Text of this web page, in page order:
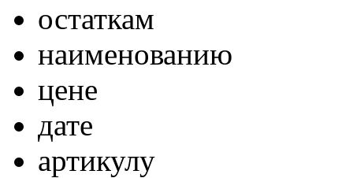
остаткам
наименованию
цене
дате
артикулу